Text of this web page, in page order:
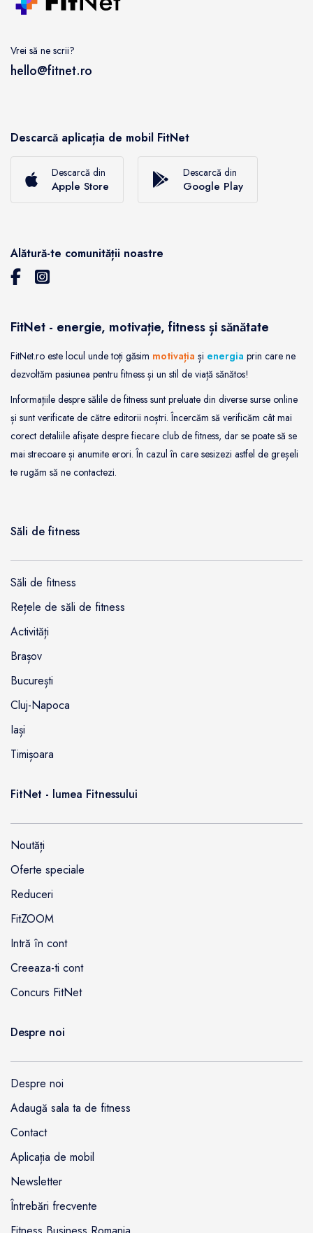
Vrei să ne scrii?
hello@fitnet.ro
Descarcă aplicația de mobil FitNet
Descarcă din
Apple Store
Descarcă din
Google Play
Alătură-te comunității noastre
FitNet - energie, motivație, fitness și sănătate
FitNet.ro este locul unde toți găsim motivația și energia prin care ne
dezvoltăm pasiunea pentru fitness și un stil de viață sănătos!
Informațiile despre sălile de fitness sunt preluate din diverse surse online
și sunt verificate de către editorii noștri. Încercăm să verificăm cât mai
corect detaliile afișate despre fiecare club de fitness, dar se poate să se
mai strecoare și anumite erori. În cazul în care sesizezi astfel de greșeli
te rugăm să ne contactezi.
Săli de fitness
Săli de fitness
Rețele de săli de fitness
Activități
Brașov
București
Cluj-Napoca
Iași
Timișoara
FitNet - lumea Fitnessului
Noutăți
Oferte speciale
Reduceri
FitZOOM
Intră în cont
Creeaza-ti cont
Concurs FitNet
Despre noi
Despre noi
Adaugă sala ta de fitness
Contact
Aplicația de mobil
Newsletter
Întrebări frecvente